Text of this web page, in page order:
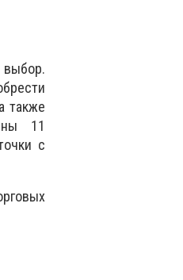
выбор.
также
11
с